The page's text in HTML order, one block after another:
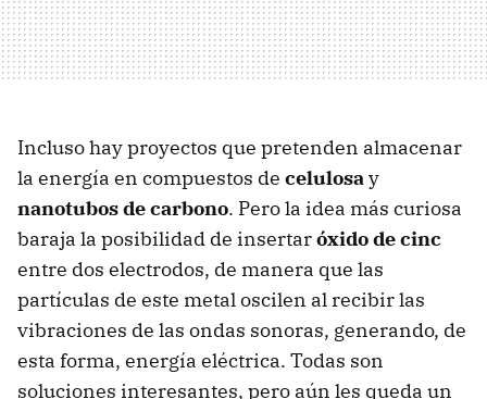
Incluso hay proyectos que pretenden almacenar
la energía en compuestos de celulosay
nanotubos de carbono. Pero la idea más curiosa
baraja la posibilidad de insertaróxido de cinc
entre dos electrodos, de manera que las
partículas de este metal oscilen al recibir las
vibraciones de las ondas sonoras, generando, de
esta forma, energía eléctrica. Todas son
soluciones interesantes, pero aún les queda un